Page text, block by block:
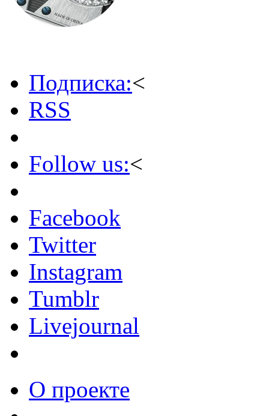
Подписка:<
RSS
Follow us:<
Facebook
Twitter
Instagram
Tumblr
Livejournal
О проекте